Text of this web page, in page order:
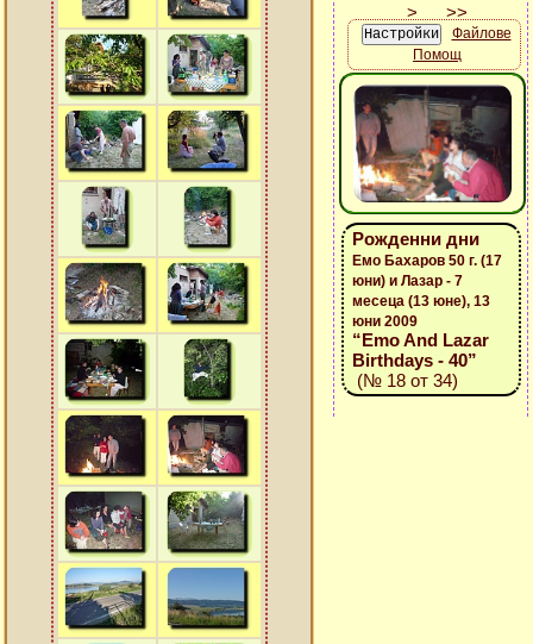
Файлове
Помощ
Рожденни дни
Емо Бахаров 50 г. (17
юни) и Лазар - 7
месеца (13 юне), 13
юни 2009
“Emo And Lazar
Birthdays - 40”
(№ 18 от 34)